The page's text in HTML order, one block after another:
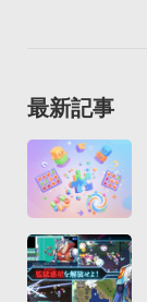
最新記事